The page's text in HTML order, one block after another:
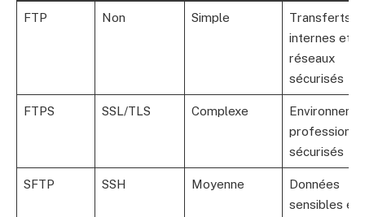
FTP Non Simple
Transferts
internes et
réseaux
sécurisés
FTPS SSL/TLS Complexe
sécurisés
SFTP SSH Moyenne
Données
sensibles et